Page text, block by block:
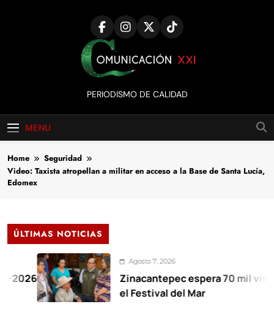
Comunicación
XXI
PERIODISMO DE CALIDAD
MENU
Home
Seguridad
Video: Taxista atropellan a militar en acceso a la Base de Santa Lucía,
Edomex
ÚLTIMAS NOTICIAS
Agosto 7, 2026
Zinacantepec espera 70 mil
el Festival del Mar